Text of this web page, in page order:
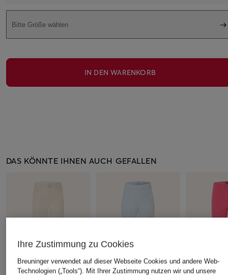
Bitte Größe wählen
IN DEN WARENKORB
DAS KÖNNTE IHNEN AUCH GEFALLEN
Ihre Zustimmung zu Cookies
Breuninger verwendet auf dieser Webseite Cookies und andere Web-
Technologien („Tools“). Mit Ihrer Zustimmung nutzen wir und unsere